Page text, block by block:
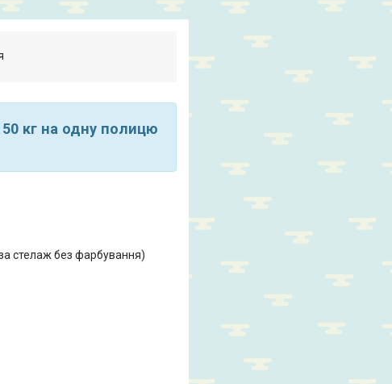
кг на одну полицю
стелаж без фарбування)